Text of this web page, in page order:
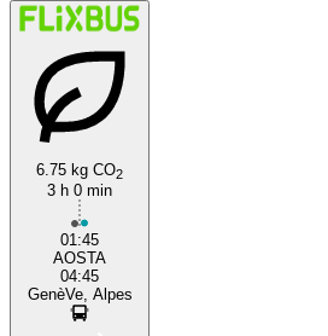
6.75 kg CO2
3 h 0 min
01:45
AOSTA
04:45
GenèVe, Alpes